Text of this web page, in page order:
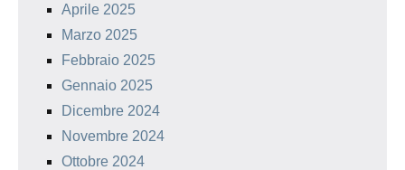
Aprile 2025
Marzo 2025
Febbraio 2025
Gennaio 2025
Dicembre 2024
Novembre 2024
Ottobre 2024